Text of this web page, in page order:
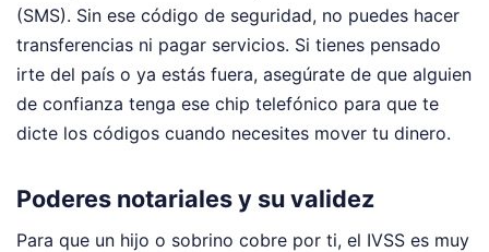
(SMS). Sin ese código de seguridad, no puedes hacer
transferencias ni pagar servicios. Si tienes pensado
irte del país o ya estás fuera, asegúrate de que alguien
de confianza tenga ese chip telefónico para que te
dicte los códigos cuando necesites mover tu dinero.
Poderes notariales y su validez
Para que un hijo o sobrino cobre por ti, el IVSS es muy